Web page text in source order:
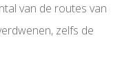
van de routes van
zelfs de